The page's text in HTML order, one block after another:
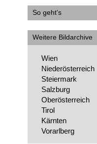
So geht's
Weitere Bildarchive
Wien
Niederösterreich
Steiermark
Salzburg
Oberösterreich
Tirol
Kärnten
Vorarlberg